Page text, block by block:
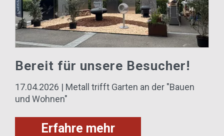
Bereit für unsere Besucher!
17.04.2026 | Metall trifft Garten an der "Bauen
und Wohnen"
Erfahre mehr